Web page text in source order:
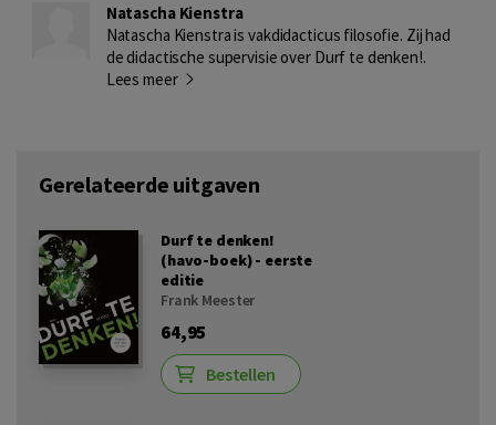
Natascha Kienstra
Natascha Kienstra is vakdidacticus filosofie. Zij had
de didactische supervisie over Durf te denken!.
Lees meer
Gerelateerde uitgaven
Durf te denken!
(havo-boek) - eerste
editie
Frank Meester
64,95
Bestellen